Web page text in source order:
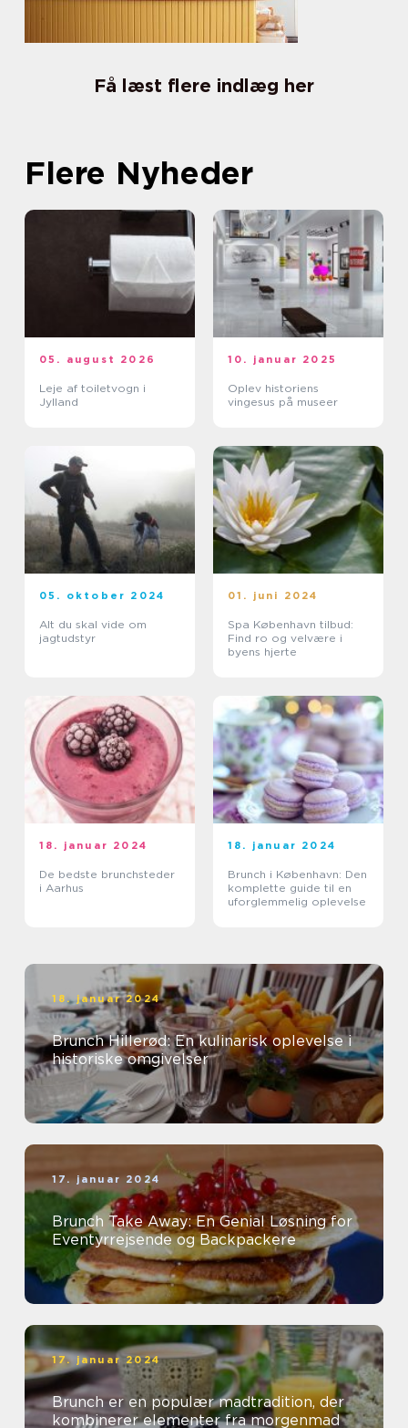
Få læst flere indlæg her
Flere Nyheder
05. august 2026
Leje af toiletvogn i
Jylland
10. januar 2025
Oplev historiens
vingesus på museer
05. oktober 2024
Alt du skal vide om
jagtudstyr
01. juni 2024
Spa København tilbud:
Find ro og velvære i
byens hjerte
18. januar 2024
De bedste brunchsteder
i Aarhus
18. januar 2024
Brunch i København: Den
komplette guide til en
uforglemmelig oplevelse
18. januar 2024
Brunch Hillerød: En kulinarisk oplevelse i
historiske omgivelser
17. januar 2024
Brunch Take Away: En Genial Løsning for
Eventyrrejsende og Backpackere
17. januar 2024
Brunch er en populær madtradition, der
kombinerer elementer fra morgenmad